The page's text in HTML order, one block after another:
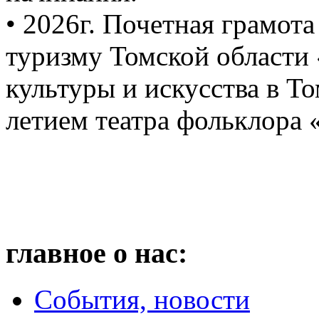
• 2026г. Почетная
туризму Томской
культуры и искусства в
летием театра фольклора
главное о нас:
События, новости